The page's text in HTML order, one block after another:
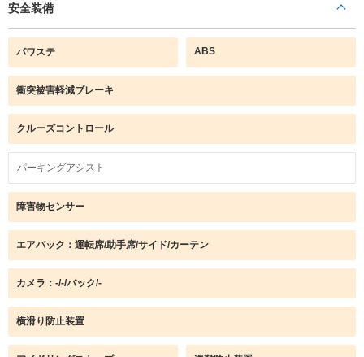
安全装備
パワステ ABS
衝突被害軽減ブレーキ
クルーズコントロール
パーキングアシスト
障害物センサー
エアバック：運転席/助手席/サイド/カーテン
カメラ：-/-/バック/-
横滑り防止装置